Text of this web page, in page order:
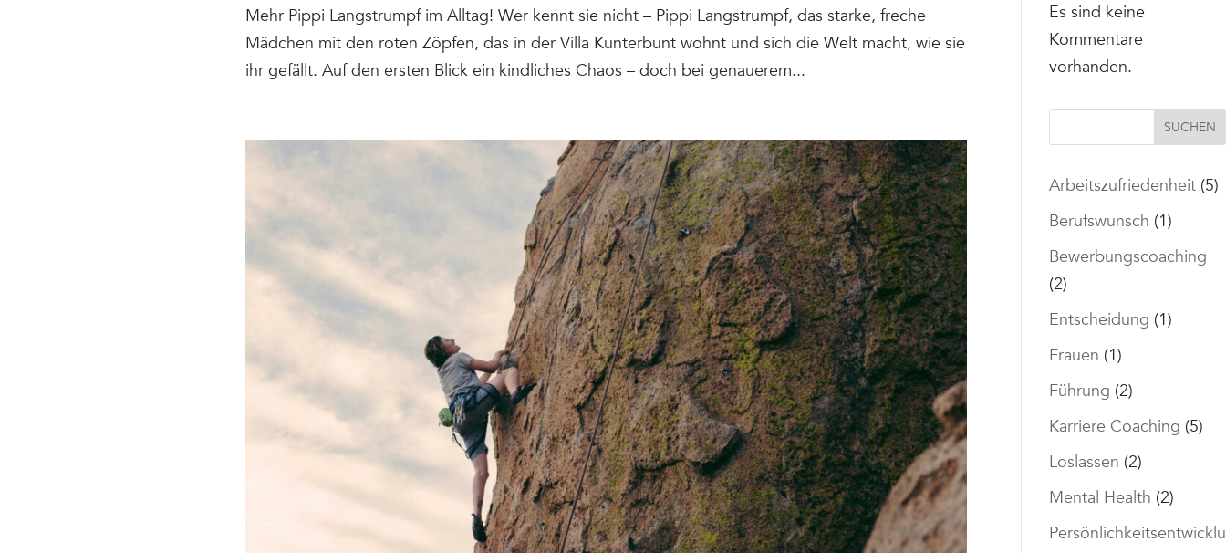
Mehr Pippi Langstrumpf im Alltag! Wer kennt sie nicht – Pippi Langstrumpf, das starke, freche
Mädchen mit den roten Zöpfen, das in der Villa Kunterbunt wohnt und sich die Welt macht, wie sie
ihr gefällt. Auf den ersten Blick ein kindliches Chaos – doch bei genauerem...
Es sind keine
Kommentare
vorhanden.
SUCHEN
Arbeitszufriedenheit(5)
Berufswunsch (1)
Bewerbungscoaching
(2)
Entscheidung (1)
Frauen (1)
Führung (2)
Karriere Coaching (5)
Loslassen (2)
Mental Health (2)
Persönlichkeitsentwicklu